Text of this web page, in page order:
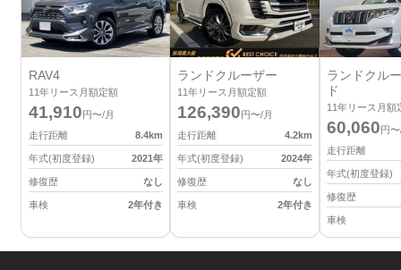
RAV4
11年リース月額定額
41,910円〜/月
走行距離
8.4km
年式(初度登録) 2021年
修復歴 なし
車検 2年付き
ランドクルーザー
11年リース月額定額
126,390円〜/月
走行距離
4.2km
年式(初度登録) 2024年
修復歴 なし
車検 2年付き
ランドクル
ド
11年リース月額
60,060円
走行距離
年式(初度登録)
修復歴
車検